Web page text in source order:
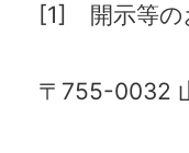
[1] 開示等の
〒755-0032